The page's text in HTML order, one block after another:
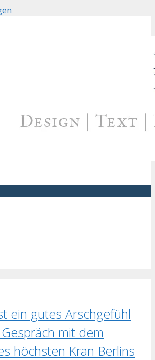
ein gutes Arschgefühl
mit dem
höchsten Kran Berlins